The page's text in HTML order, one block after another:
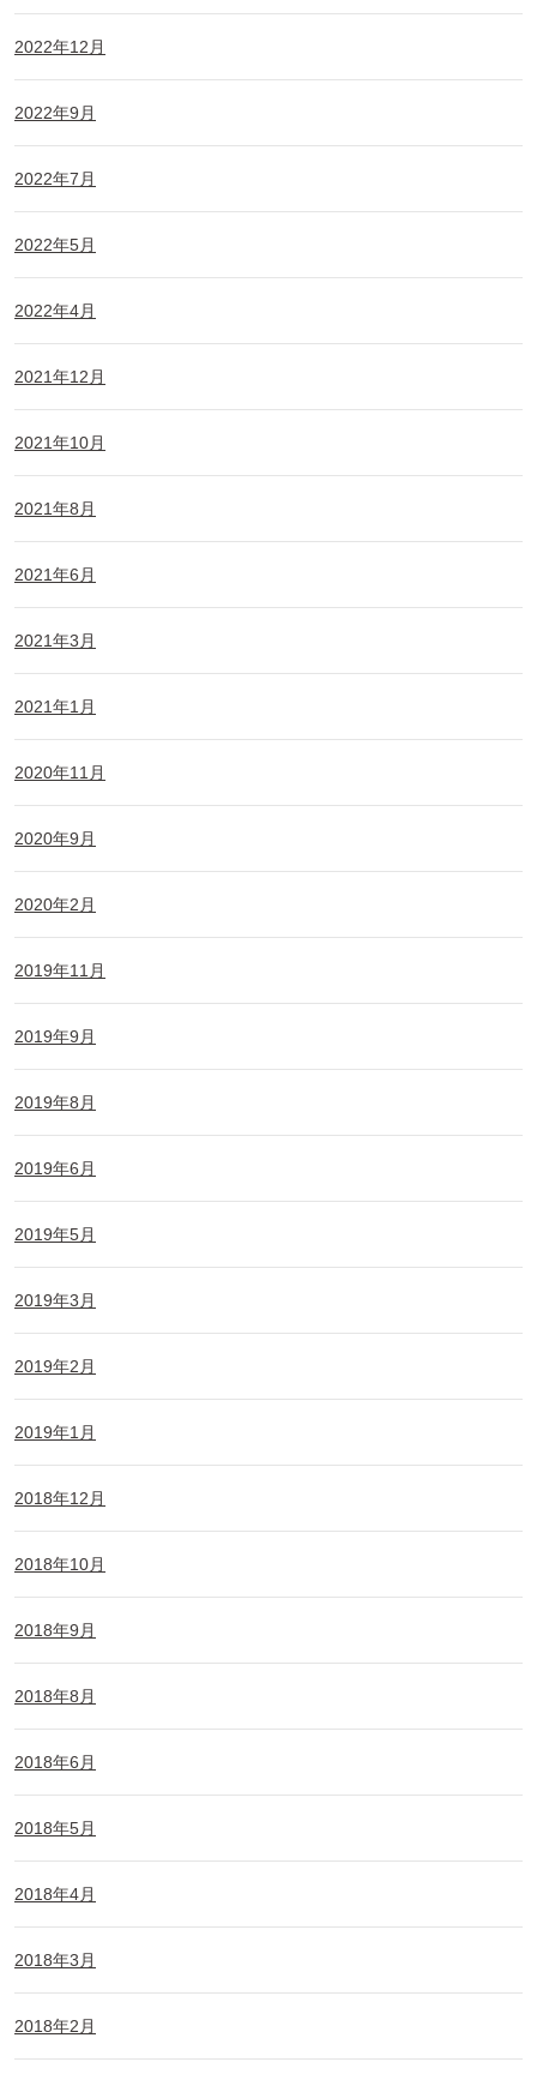
2022年12月
2022年9月
2022年7月
2022年5月
2022年4月
2021年12月
2021年10月
2021年8月
2021年6月
2021年3月
2021年1月
2020年11月
2020年9月
2020年2月
2019年11月
2019年9月
2019年8月
2019年6月
2019年5月
2019年3月
2019年2月
2019年1月
2018年12月
2018年10月
2018年9月
2018年8月
2018年6月
2018年5月
2018年4月
2018年3月
2018年2月